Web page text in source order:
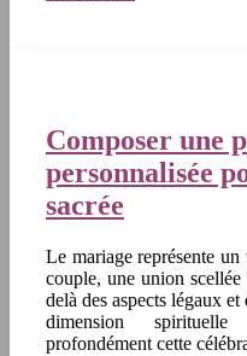
Composer une
personnalisée
sacrée
Le mariage représente
couple, une union
delà des aspects légaux
dimension
profondément cette